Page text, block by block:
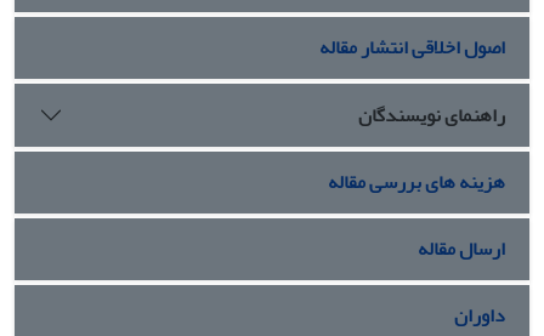
اصول اخلاقی انتشار مقاله
راهنمای نویسندگان
هزینه های بررسی مقاله
ارسال مقاله
داوران